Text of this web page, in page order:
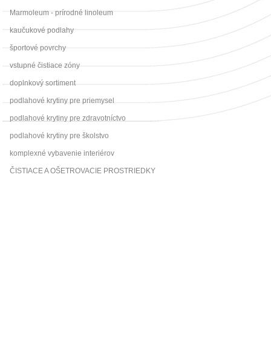
Marmoleum - prírodné linoleum
kaučukové podlahy
športové povrchy
vstupné čistiace zóny
doplnkový sortiment
podlahové krytiny pre priemysel
podlahové krytiny pre zdravotníctvo
podlahové krytiny pre školstvo
komplexné vybavenie interiérov
ČISTIACE A OŠETROVACIE PROSTRIEDKY